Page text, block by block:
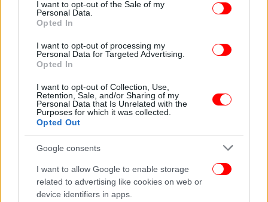
I want to opt-out of the Sale of my
Personal Data.
Opted In
I want to opt-out of processing my
Personal Data for Targeted Advertising.
Opted In
I want to opt-out of Collection, Use,
Retention, Sale, and/or Sharing of my
Personal Data that Is Unrelated with the
Purposes for which it was collected.
Opted Out
Google consents
I want to allow Google to enable storage
related to advertising like cookies on web or
device identifiers in apps.
tour και μια βόλτα στο 'μαγεμένο δάσος' λίγο έξω
από το κέντρο της πόλης), η εταιρεία διοργανώνει
αντί σε εστιατόρια. Αυτή την περίοδο
πραγματοποιούνται περίπου δύο ξεναγήσεις την
Αν δεν ήταν για την οικονομική ύφεση στην Ελλάδα,
λέει ότι ίσως να μην έιχε βρει το θάρρος να
ξεκινήσει την δική της επιχείρηση. «Mου έδωσε την
ώθηση που χρειαζόμουν. Θα μπορούσα είτε να
γυρίσω πίσω στον εταιρικό κόσμο- που δεν έχει
ιδιαίτερο μέλλον στην Ελλάδα αυτή τη στιγμή - ή θα
μπορούσα να ξεκινήσω κάτι δικό μου. Αποφάσισα